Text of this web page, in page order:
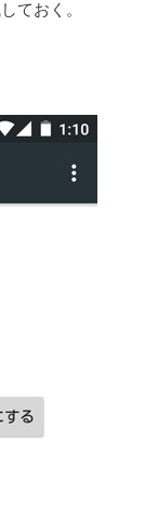
ておく。